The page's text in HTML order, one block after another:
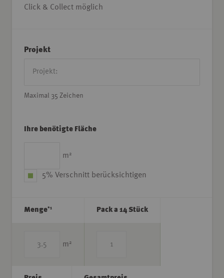
Click & Collect möglich
Projekt
Maximal 35 Zeichen
Ihre benötigte Fläche
m 2
5% Verschnitt berücksichtigen
Menge*1
m 2
Pack a 14 Stück